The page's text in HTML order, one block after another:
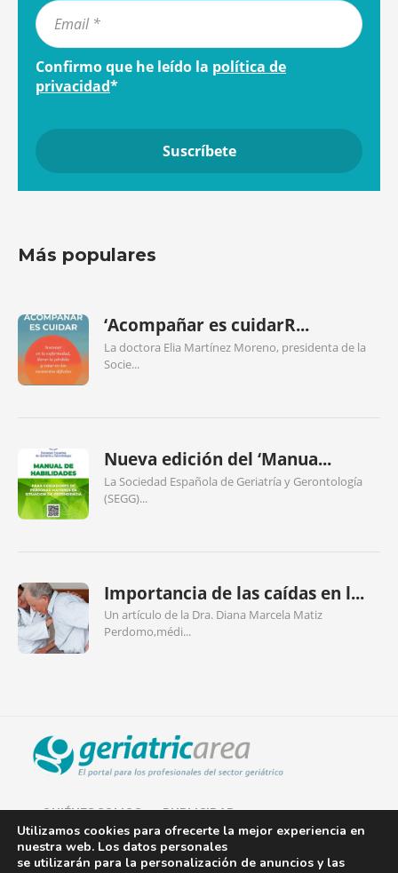
Confirmo que he leído la política de
privacidad*
Más populares
‘Acompañar es cuidarR...
La doctora Elia Martínez Moreno, presidenta de la
Socie...
Nueva edición del ‘Manua...
La Sociedad Española de Geriatría y Gerontología
(SEGG)...
Importancia de las caídas en l...
Un artículo de la Dra. Diana Marcela Matiz
Perdomo,médi...
QUIÉNES SOMOS PUBLICIDAD
AVISO LEGAL
Utilizamos cookies para ofrecerte la mejor experiencia en
nuestra web. Los datos personales
se utilizarán para la personalización de anuncios y las